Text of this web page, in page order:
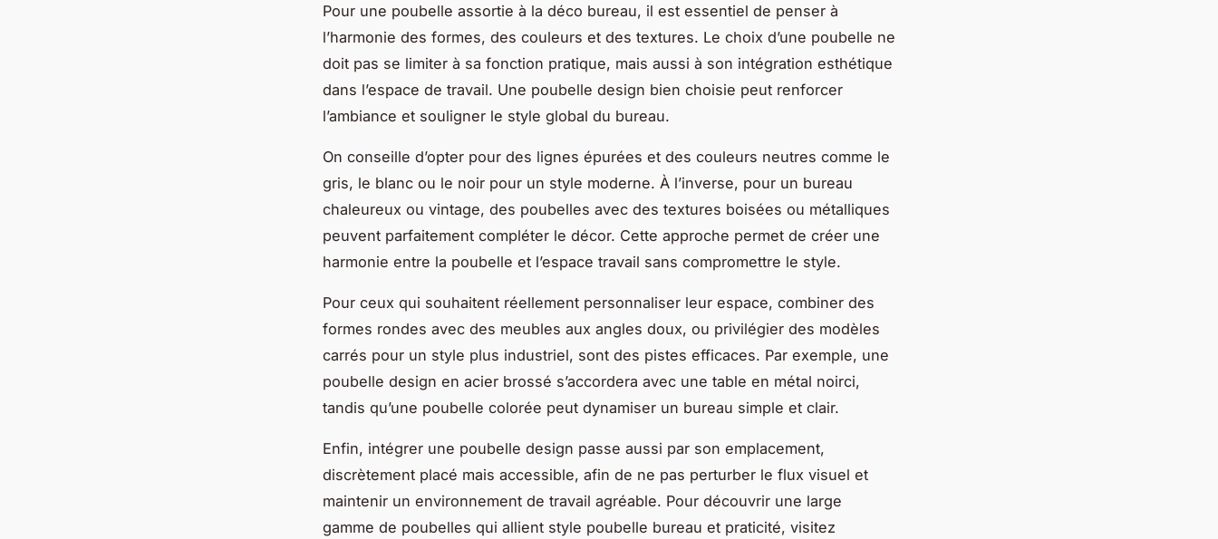
Pour une poubelle assortie à la déco bureau, il est essentiel de penser à
l’harmonie des formes, des couleurs et des textures. Le choix d’une poubelle ne
doit pas se limiter à sa fonction pratique, mais aussi à son intégration esthétique
dans l’espace de travail. Une poubelle design bien choisie peut renforcer
l’ambiance et souligner le style global du bureau.
On conseille d’opter pour des lignes épurées et des couleurs neutres comme le
gris, le blanc ou le noir pour un style moderne. À l’inverse, pour un bureau
chaleureux ou vintage, des poubelles avec des textures boisées ou métalliques
peuvent parfaitement compléter le décor. Cette approche permet de créer une
harmonie entre la poubelle et l’espace travail sans compromettre le style.
Pour ceux qui souhaitent réellement personnaliser leur espace, combiner des
formes rondes avec des meubles aux angles doux, ou privilégier des modèles
carrés pour un style plus industriel, sont des pistes efficaces. Par exemple, une
poubelle design en acier brossé s’accordera avec une table en métal noirci,
tandis qu’une poubelle colorée peut dynamiser un bureau simple et clair.
Enfin, intégrer une poubelle design passe aussi par son emplacement,
discrètement placé mais accessible, afin de ne pas perturber le flux visuel et
maintenir un environnement de travail agréable. Pour découvrir une large
gamme de poubelles qui allient style poubelle bureau et praticité, visitez